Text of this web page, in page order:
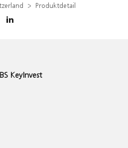
Produktdetail
KeyInvest